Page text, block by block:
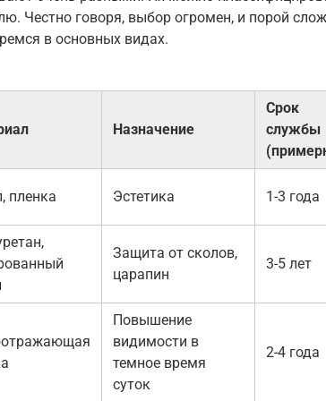
Честно говоря, выбор огромен, и порой
в основных видах.
Назначение
Срок
службы
пленка Эстетика 1-3 года
Защита от сколов,
царапин
3-5 лет
Повышение
видимости в
темное время
суток
2-4 года